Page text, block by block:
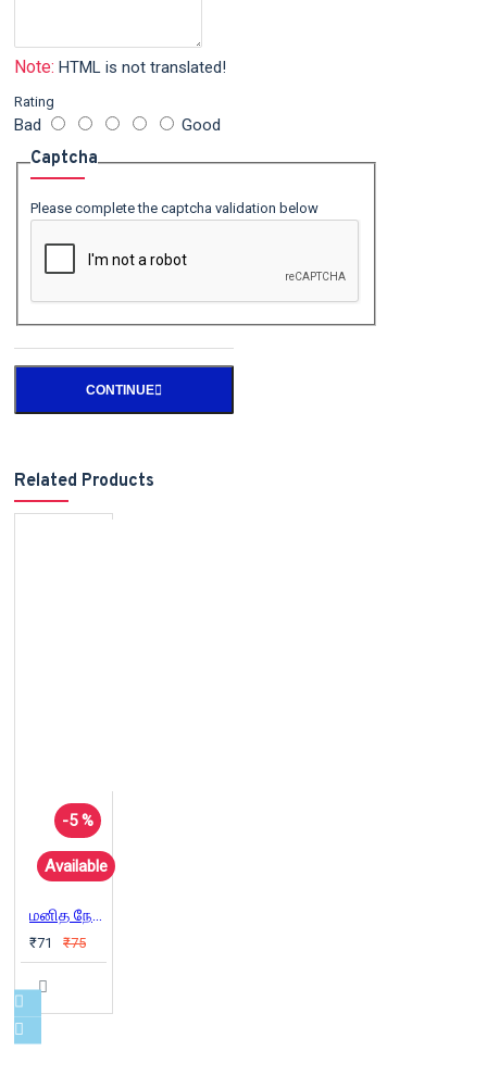
Note: HTML is not translated!
Rating
Bad Good
Captcha
Please complete the captcha validation below
CONTINUE
Related Products
-5 %
Available
மனித நேயத்தால் மறையாதவர்
₹71 ₹75